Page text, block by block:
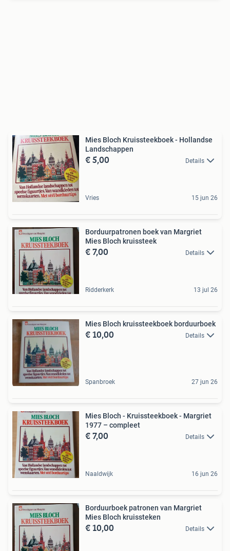
Mies Bloch Kruissteekboek - Hollandse
Landschappen
€ 5,00 Details
Vries 15 jun 26
Borduurpatronen boek van Margriet
Mies Bloch kruissteek
€ 7,00 Details
Ridderkerk 13 jul 26
Mies Bloch kruissteekboek borduurboek
€ 10,00 Details
Spanbroek 27 jun 26
Mies Bloch - Kruissteekboek - Margriet
1977 – compleet
€ 7,00 Details
Naaldwijk 16 jun 26
Borduurboek patronen van Margriet
Mies Bloch kruissteken
€ 10,00 Details